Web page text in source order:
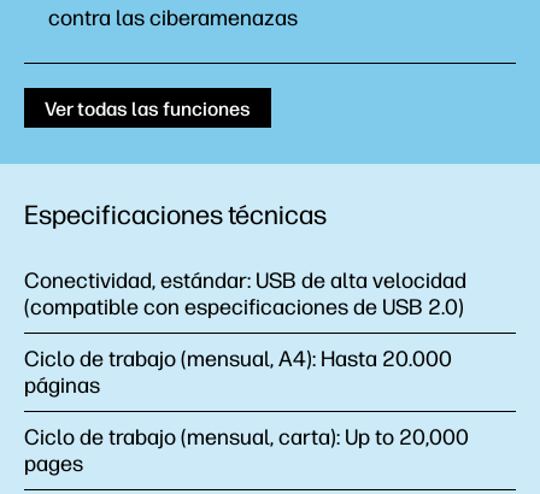
contra las ciberamenazas
Ver todas las funciones
Especificaciones técnicas
Conectividad, estándar: USB de alta velocidad
(compatible con especificaciones de USB 2.0)
Ciclo de trabajo (mensual, A4): Hasta 20.000
páginas
Ciclo de trabajo (mensual, carta): Up to 20,000
pages